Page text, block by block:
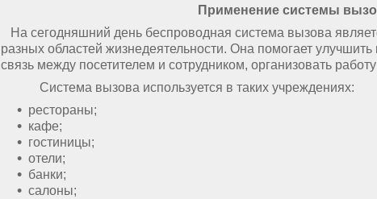
Применение системы
На сегодняшний день беспроводная система вызова
разных областей жизнедеятельности. Она помогает
связь между посетителем и сотрудником, организовать
Система вызова используется в таких учреждениях:
рестораны;
кафе;
гостиницы;
отели;
банки;
салоны;